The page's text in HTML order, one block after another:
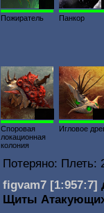
Пожиратель
Панкор
Споровая
локационная
колония
Игловое
Потеряно: Плеть:
figvam7 [1:957:7]
Щиты